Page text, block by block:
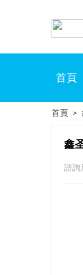
首頁
首頁 >
鑫
諮詢